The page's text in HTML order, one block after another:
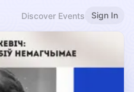
Discover Events Sign In